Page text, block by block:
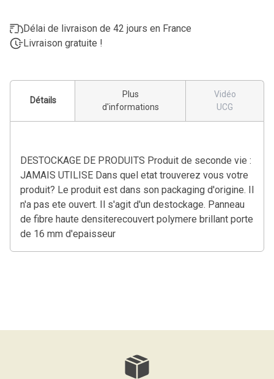
Délai de livraison de 42 jours en France
Livraison gratuite !
Détails
Plus
d'informations
Vidéo
UCG
DESTOCKAGE DE PRODUITS Produit de seconde vie :
JAMAIS UTILISE Dans quel etat trouverez vous votre
produit? Le produit est dans son packaging d'origine. Il
n'a pas ete ouvert. Il s'agit d'un destockage. Panneau
de fibre haute densiterecouvert polymere brillant porte
de 16 mm d'epaisseur